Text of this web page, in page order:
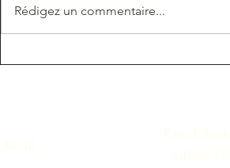
Rédigez un commentaire...